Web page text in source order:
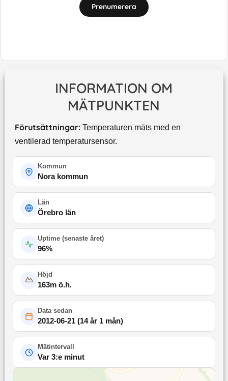
Prenumerera
INFORMATION OM
MÄTPUNKTEN
Förutsättningar: Temperaturen mäts med en
ventilerad temperatursensor.
Kommun
Nora kommun
Län
Örebro län
Uptime (senaste året)
96%
Höjd
163m ö.h.
Data sedan
2012-06-21(14 år 1 mån)
Mätintervall
Var 3:e minut